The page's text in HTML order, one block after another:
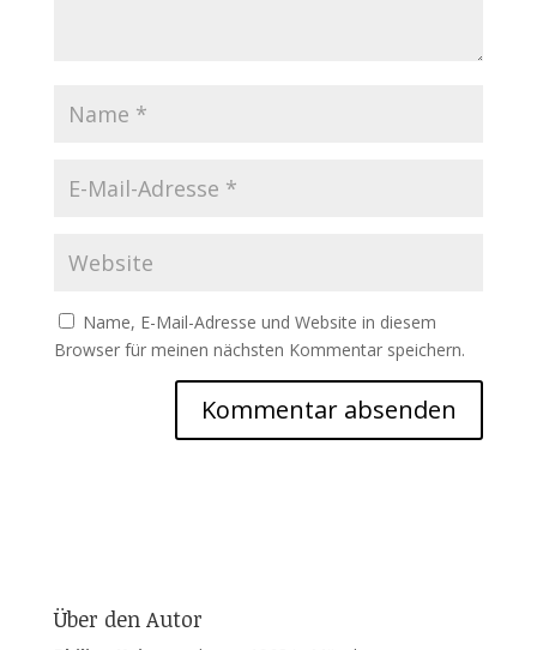
Name, E-Mail-Adresse und Website in diesem
Browser für meinen nächsten Kommentar speichern.
Über den Autor